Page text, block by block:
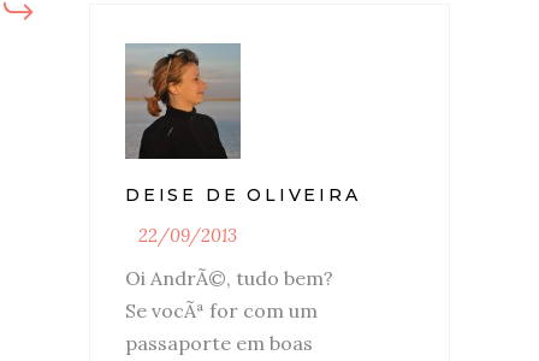
DEISE DE OLIVEIRA
22/09/2013
Oi AndrÃ©, tudo bem?
Se vocÃª for com um
passaporte em boas